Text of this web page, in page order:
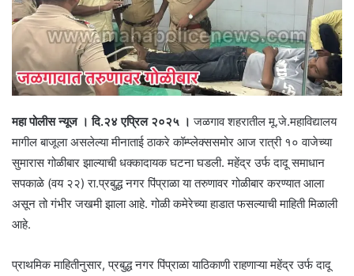
महा पोलीस न्यूज । दि.२४ एप्रिल २०२५ ।जळगाव शहरातील मू.जे.महाविद्यालय
मागील बाजूला असलेल्या मीनाताई ठाकरे कॉम्प्लेक्ससमोर आज रात्री १० वाजेच्या
सुमारास गोळीबार झाल्याची धक्कादायक घटना घडली. महेंद्र उर्फ दादू समाधान
सपकाळे (वय २२) रा.प्रबुद्ध नगर पिंप्राळा या तरुणावर गोळीबार करण्यात आला
असून तो गंभीर जखमी झाला आहे. गोळी कमेरेच्या हाडात फसल्याची माहिती मिळाली
आहे.
प्राथमिक माहितीनुसार, प्रबुद्ध नगर पिंप्राळा याठिकाणी राहणाऱ्या महेंद्र उर्फ दादू